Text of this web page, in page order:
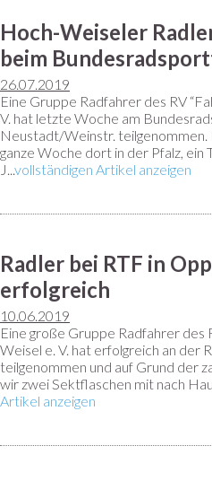
Hoch-Weiseler
beim
26.07.2019
Eine Gruppe Radfahrer des RV
V. hat letzte Woche am
Neustadt/Weinstr. teilgenommen.
ganze Woche dort in der Pfalz, ein
J...vollständigen Artikel anzeigen
Radler bei RTF in
erfolgreich
10.06.2019
Eine große Gruppe Radfahrer des
Weisel e. V. hat erfolgreich an der
teilgenommen und auf Grund der
wir zwei Sektflaschen mit nach
Artikel anzeigen